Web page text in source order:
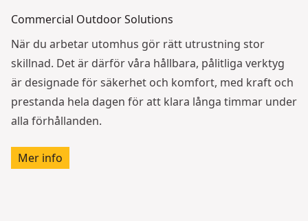
Commercial Outdoor Solutions
När du arbetar utomhus gör rätt utrustning stor
skillnad. Det är därför våra hållbara, pålitliga verktyg
är designade för säkerhet och komfort, med kraft och
prestanda hela dagen för att klara långa timmar under
alla förhållanden.
Mer info